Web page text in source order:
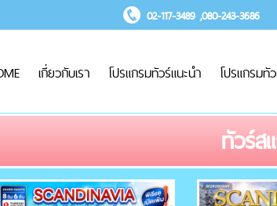
02-117-3489 ,080-243-3686
เกี่ยวกับเรา โปรแกรมทัวร์แนะนำ โปรแกรมทั
ทัวร์ส